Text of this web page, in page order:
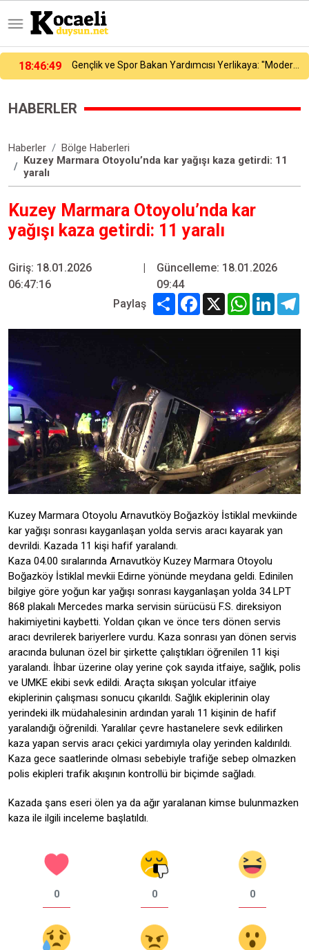
18:24:20 Tuzla’da 2 katlı işçi konteynerleri alevlere teslim oldu
HABERLER
Haberler
Bölge Haberleri
Kuzey Marmara Otoyolu’nda kar yağışı kaza getirdi: 11
yaralı
Kuzey Marmara Otoyolu’nda kar
yağışı kaza getirdi: 11 yaralı
Giriş: 18.01.2026
06:47:16
|
Güncelleme: 18.01.2026
09:44
Paylaş
Share Facebook
X WhatsApp
Kuzey Marmara Otoyolu Arnavutköy Boğazköy İstiklal mevkiinde
kar yağışı sonrası kayganlaşan yolda servis aracı kayarak yan
devrildi. Kazada 11 kişi hafif yaralandı.
Kaza 04.00 sıralarında Arnavutköy Kuzey Marmara Otoyolu
Boğazköy İstiklal mevkii Edirne yönünde meydana geldi. Edinilen
bilgiye göre yoğun kar yağışı sonrası kayganlaşan yolda 34 LPT
868 plakalı Mercedes marka servisin sürücüsü F.S. direksiyon
hakimiyetini kaybetti. Yoldan çıkan ve önce ters dönen servis
aracı devrilerek bariyerlere vurdu. Kaza sonrası yan dönen servis
aracında bulunan özel bir şirkette çalıştıkları öğrenilen 11 kişi
yaralandı. İhbar üzerine olay yerine çok sayıda itfaiye, sağlık, polis
ve UMKE ekibi sevk edildi. Araçta sıkışan yolcular itfaiye
ekiplerinin çalışması sonucu çıkarıldı. Sağlık ekiplerinin olay
yerindeki ilk müdahalesinin ardından yaralı 11 kişinin de hafif
yaralandığı öğrenildi. Yaralılar çevre hastanelere sevk edilirken
kaza yapan servis aracı çekici yardımıyla olay yerinden kaldırıldı.
Kaza gece saatlerinde olması sebebiyle trafiğe sebep olmazken
polis ekipleri trafik akışının kontrollü bir biçimde sağladı.
Kazada şans eseri ölen ya da ağır yaralanan kimse bulunmazken
kaza ile ilgili inceleme başlatıldı.
0 0 0